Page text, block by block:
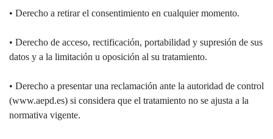
• Derecho a retirar el consentimiento en cualquier momento.
• Derecho de acceso, rectificación, portabilidad y supresión de sus
datos y a la limitación u oposición al su tratamiento.
• Derecho a presentar una reclamación ante la autoridad de control
(www.aepd.es) si considera que el tratamiento no se ajusta a la
normativa vigente.